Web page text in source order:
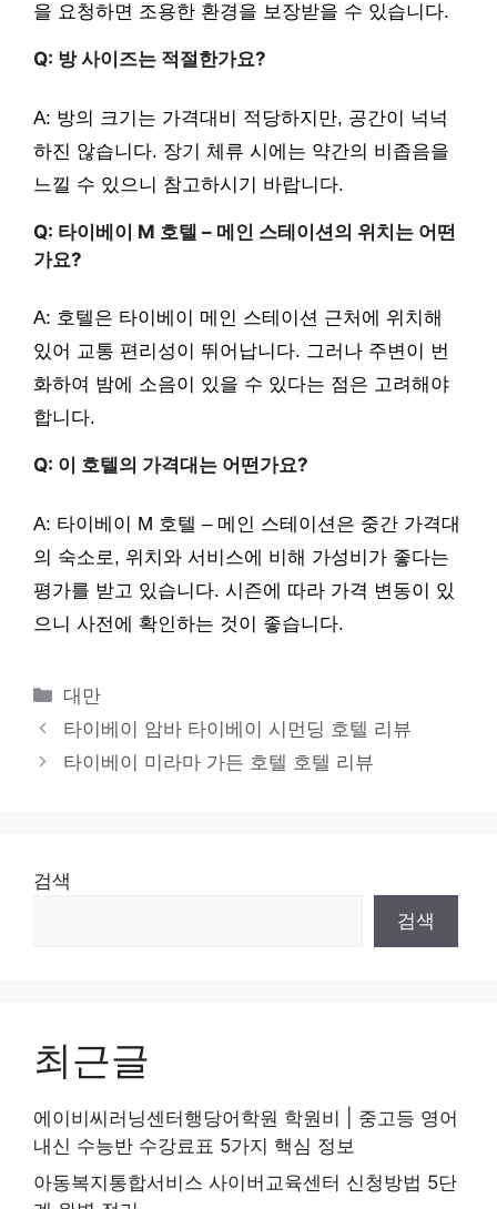
을 요청하면 조용한 환경을 보장받을 수 있습니다.
Q: 방 사이즈는 적절한가요?
A: 방의 크기는 가격대비 적당하지만, 공간이 넉넉
하진 않습니다. 장기 체류 시에는 약간의 비좁음을
느낄 수 있으니 참고하시기 바랍니다.
Q: 타이베이 M 호텔 – 메인 스테이션의 위치는 어떤
가요?
A: 호텔은 타이베이 메인 스테이션 근처에 위치해
있어 교통 편리성이 뛰어납니다. 그러나 주변이 번
화하여 밤에 소음이 있을 수 있다는 점은 고려해야
합니다.
Q: 이 호텔의 가격대는 어떤가요?
A: 타이베이 M 호텔 – 메인 스테이션은 중간 가격대
의 숙소로, 위치와 서비스에 비해 가성비가 좋다는
평가를 받고 있습니다. 시즌에 따라 가격 변동이 있
으니 사전에 확인하는 것이 좋습니다.
카
테
고
리
대만
타이베이 암바 타이베이 시먼딩 호텔 리뷰
타이베이 미라마 가든 호텔 호텔 리뷰
검색
검색
최근글
에이비씨러닝센터행당어학원 학원비 | 중고등 영어
내신 수능반 수강료표 5가지 핵심 정보
아동복지통합서비스 사이버교육센터 신청방법 5단